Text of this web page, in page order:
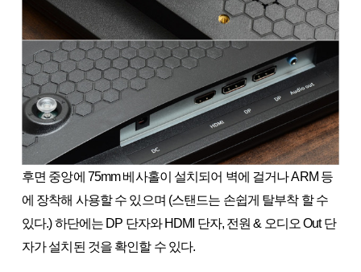
후면 중앙에 75mm 베사홀이 설치되어 벽에 걸거나 ARM 등
에 장착해 사용할 수 있으며 (스탠드는 손쉽게 탈부착 할 수
있다.) 하단에는 DP 단자와 HDMI 단자, 전원 & 오디오 Out 단
자가 설치된 것을 확인할 수 있다.